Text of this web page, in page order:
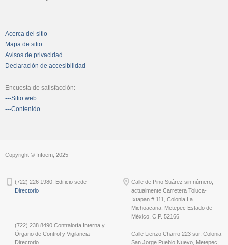
Acerca del sitio
Mapa de sitio
Avisos de privacidad
Declaración de accesibilidad
Encuesta de satisfacción:
---Sitio web
---Contenido
Copyright © Infoem, 2025
(722) 226 1980. Edificio sede
Directorio
(722) 238 8490 Contraloría Interna y
Órgano de Control y Vigilancia
Directorio
Calle de Pino Suárez sin número,
actualmente Carretera Toluca-
Ixtapan # 111, Colonia La
Michoacana; Metepec Estado de
México, C.P. 52166
Calle Lienzo Charro 223 sur, Colonia
San Jorge Pueblo Nuevo, Metepec,